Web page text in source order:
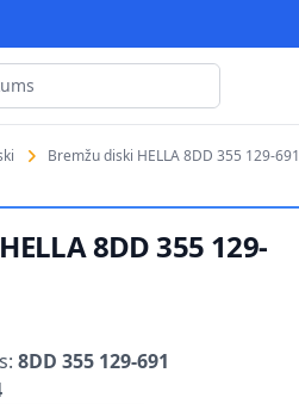
Bremžu diski HELLA 8DD 355 129-691
8DD 355 129-
8DD 355 129-691